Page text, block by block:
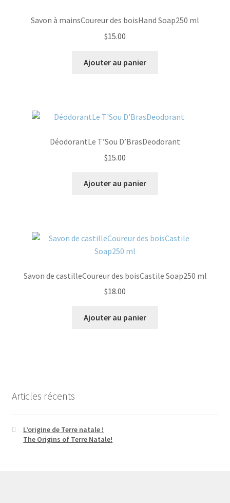
Savon à mainsCoureur des boisHand Soap250 ml
$15.00
Ajouter au panier
DéodorantLe T’Sou D’BrasDeodorant
$15.00
Ajouter au panier
Savon de castilleCoureur des boisCastile Soap250 ml
$18.00
Ajouter au panier
Articles récents
L’origine de Terre natale !
The Origins of Terre Natale!